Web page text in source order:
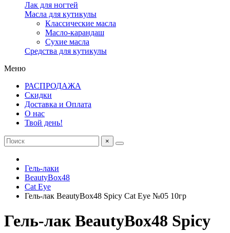
Лак для ногтей
Масла для кутикулы
Классические масла
Масло-карандаш
Сухие масла
Средства для кутикулы
Меню
РАСПРОДАЖА
Скидки
Доставка и Оплата
О нас
Твой день!
×
Гель-лаки
BeautyBox48
Cat Eye
Гель-лак BeautyBox48 Spicy Cat Eye №05 10гр
Гель-лак BeautyBox48 Spicy